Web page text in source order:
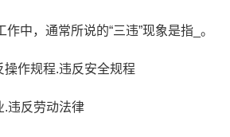
中，通常所说的“三违”现象是指_。
作规程.违反安全规程
.违反劳动法律